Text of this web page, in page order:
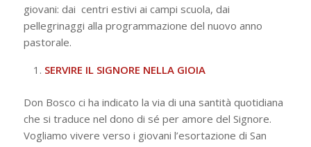
giovani: dai centri estivi ai campi scuola, dai
pellegrinaggi alla programmazione del nuovo anno
pastorale.
SERVIRE IL SIGNORE NELLA GIOIA
Don Bosco ci ha indicato la via di una santità quotidiana
che si traduce nel dono di sé per amore del Signore.
Vogliamo vivere verso i giovani l’esortazione di San